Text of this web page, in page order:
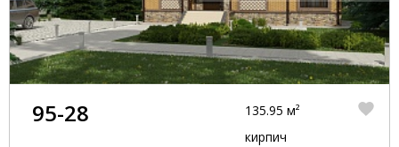
95-28
135.95 м²
кирпич